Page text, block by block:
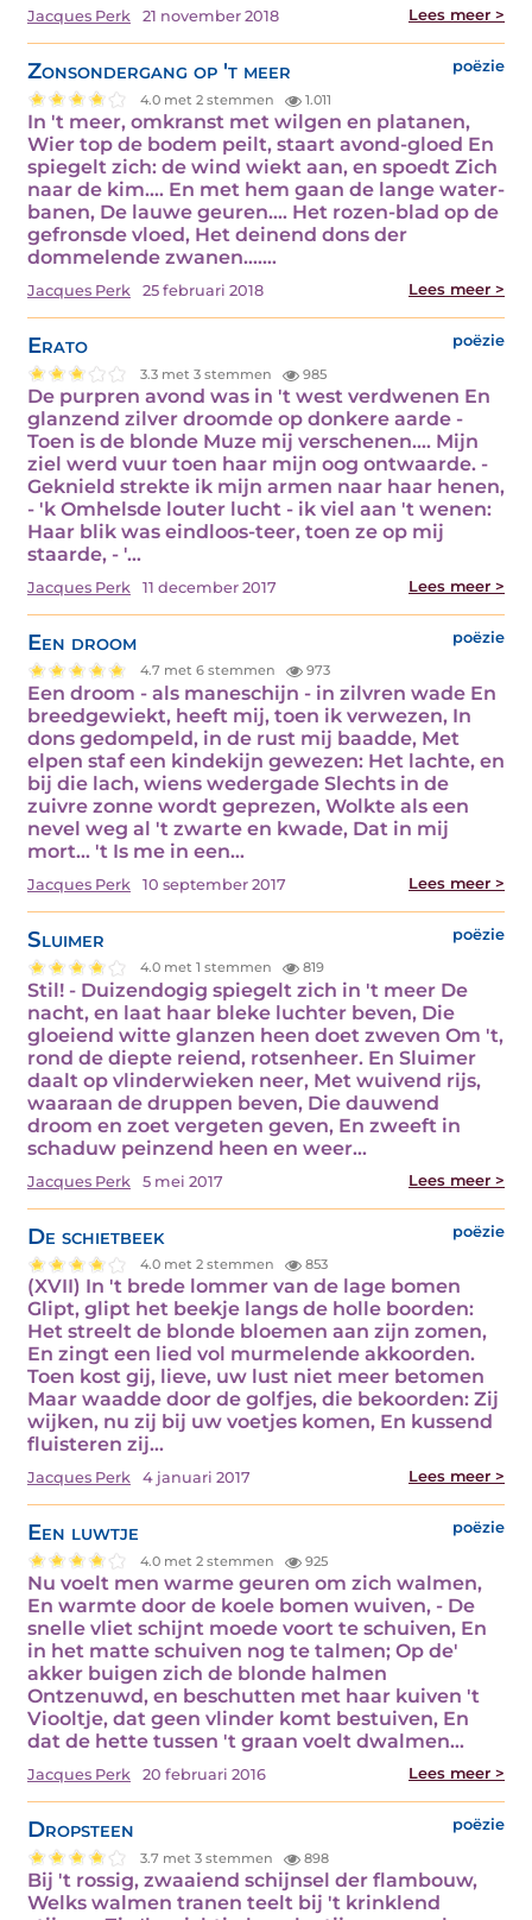
Jacques Perk 21 november 2018 Lees meer >
Zonsondergang op 't meer poëzie
4.0 met 2 stemmen 1.011
In 't meer, omkranst met wilgen en platanen,
Wier top de bodem peilt, staart avond-gloed En
spiegelt zich: de wind wiekt aan, en spoedt Zich
naar de kim.... En met hem gaan de lange water-
banen, De lauwe geuren.... Het rozen-blad op de
gefronsde vloed, Het deinend dons der
dommelende zwanen....…
Jacques Perk 25 februari 2018 Lees meer >
Erato poëzie
3.3 met 3 stemmen 985
De purpren avond was in 't west verdwenen En
glanzend zilver droomde op donkere aarde -
Toen is de blonde Muze mij verschenen.... Mijn
ziel werd vuur toen haar mijn oog ontwaarde. -
Geknield strekte ik mijn armen naar haar henen,
- 'k Omhelsde louter lucht - ik viel aan 't wenen:
Haar blik was eindloos-teer, toen ze op mij
staarde, - '…
Jacques Perk 11 december 2017 Lees meer >
Een droom poëzie
4.7 met 6 stemmen 973
Een droom - als maneschijn - in zilvren wade En
breedgewiekt, heeft mij, toen ik verwezen, In
dons gedompeld, in de rust mij baadde, Met
elpen staf een kindekijn gewezen: Het lachte, en
bij die lach, wiens wedergade Slechts in de
zuivre zonne wordt geprezen, Wolkte als een
nevel weg al 't zwarte en kwade, Dat in mij
mort... 't Is me in een…
Jacques Perk 10 september 2017 Lees meer >
Sluimer poëzie
4.0 met 1 stemmen 819
Stil! - Duizendogig spiegelt zich in 't meer De
nacht, en laat haar bleke luchter beven, Die
gloeiend witte glanzen heen doet zweven Om 't,
rond de diepte reiend, rotsenheer. En Sluimer
daalt op vlinderwieken neer, Met wuivend rijs,
waaraan de druppen beven, Die dauwend
droom en zoet vergeten geven, En zweeft in
schaduw peinzend heen en weer…
Jacques Perk 5 mei 2017 Lees meer >
De schietbeek poëzie
4.0 met 2 stemmen 853
(XVII) In 't brede lommer van de lage bomen
Glipt, glipt het beekje langs de holle boorden:
Het streelt de blonde bloemen aan zijn zomen,
En zingt een lied vol murmelende akkoorden.
Toen kost gij, lieve, uw lust niet meer betomen
Maar waadde door de golfjes, die bekoorden: Zij
wijken, nu zij bij uw voetjes komen, En kussend
fluisteren zij…
Jacques Perk 4 januari 2017 Lees meer >
Een luwtje poëzie
4.0 met 2 stemmen 925
Nu voelt men warme geuren om zich walmen,
En warmte door de koele bomen wuiven, - De
snelle vliet schijnt moede voort te schuiven, En
in het matte schuiven nog te talmen; Op de'
akker buigen zich de blonde halmen
Ontzenuwd, en beschutten met haar kuiven 't
Viooltje, dat geen vlinder komt bestuiven, En
dat de hette tussen 't graan voelt dwalmen…
Jacques Perk 20 februari 2016 Lees meer >
Dropsteen poëzie
3.7 met 3 stemmen 898
Bij 't rossig, zwaaiend schijnsel der flambouw,
Welks walmen tranen teelt bij 't krinklend